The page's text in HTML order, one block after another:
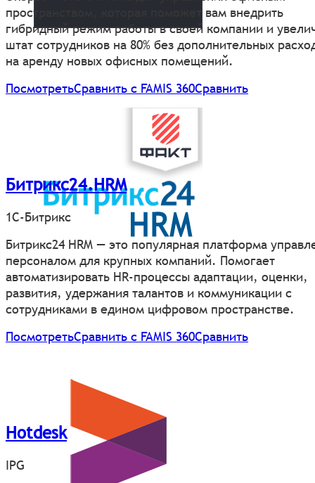
пространством, которая поможет вам внедрить
гибридный режим работы в своей компании и
штат сотрудников на 80% без дополнительных
на аренду новых офисных помещений.
ПосмотретьСравнить с FAMIS 360Сравнить
Битрикс24.HRM
1С-Битрикс
Битрикс24 HRM — это популярная платформа
персоналом для крупных компаний. Помогает
автоматизировать HR-процессы адаптации, оценки,
развития, удержания талантов и коммуникации с
сотрудниками в едином цифровом пространстве.
ПосмотретьСравнить с FAMIS 360Сравнить
Hotdesk
IPG